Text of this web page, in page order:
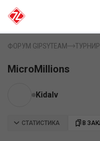
ФОРУМ GIPSYTEAM
MicroMillions
Kidalv
СТАТИСТИКА В